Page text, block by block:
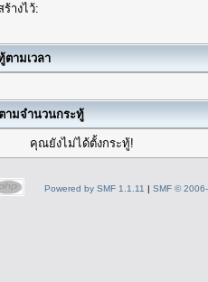
างไว้:
ตามเวลา
ามจำนวนกระทู้
คุณยังไม่ได้ตั้งกระทู้!
Powered by SMF 1.1.11 | SMF ©